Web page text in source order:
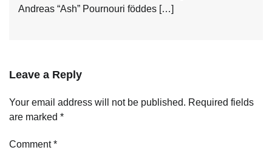
Andreas “Ash” Pournouri föddes […]
Leave a Reply
Your email address will not be published. Required fields
are marked *
Comment*